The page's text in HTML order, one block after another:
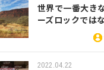
世界で一番大き
ーズロックでは
2022.04.22